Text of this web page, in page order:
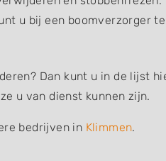
u bij een boomverzorger
Dan kunt u in de lijst
u van dienst kunnen zijn.
bedrijven in Klimmen.